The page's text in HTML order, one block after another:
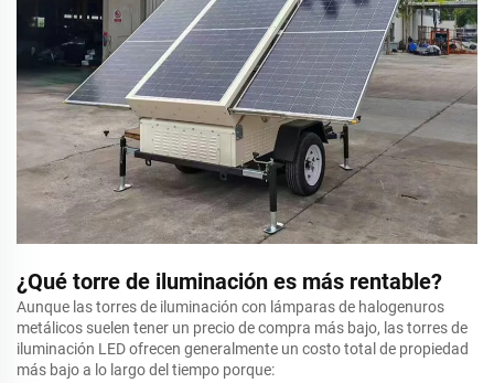
¿Qué torre de iluminación es más rentable?
Aunque las torres de iluminación con lámparas de halogenuros
metálicos suelen tener un precio de compra más bajo, las torres de
iluminación LED ofrecen generalmente un costo total de propiedad
más bajo a lo largo del tiempo porque: